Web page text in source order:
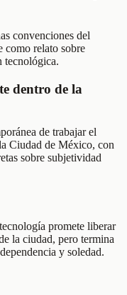
convenciones del
como relato sobre
tecnológica.
dentro de la
de trabajar el
Ciudad de México, con
sobre subjetividad
promete liberar
la ciudad, pero termina
y soledad.